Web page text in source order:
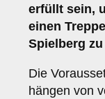
erfüllt sein,
einen
Spielberg
Die
hängen von